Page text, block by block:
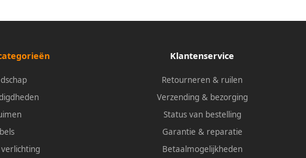
Klantenservice
Retourneren & ruilen
Verzending & bezorging
Status van bestelling
Garantie & reparatie
Betaalmogelijkheden